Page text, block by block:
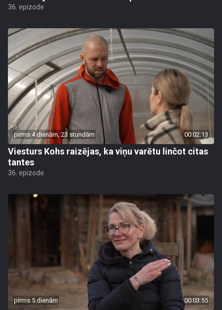
36. epizode
pirms 4 dienām, 23 stundām 00:02:13
Viesturs Kohs raizējas, ka viņu varētu linčot citas
tantes
36. epizode
pirms 5 dienām 00:03:55